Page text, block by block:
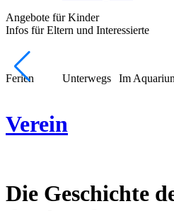
Angebote für Kinder
Infos für Eltern und Interessierte
Ferien Unterwegs Im
Verein
Die Geschichte